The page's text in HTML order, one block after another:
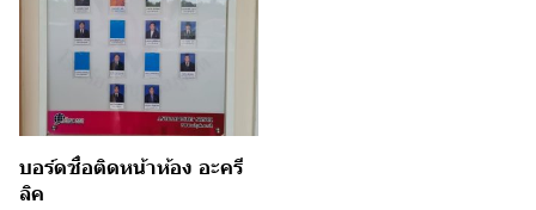
บอร์ดชื่อติดหน้าห้อง อะครี
ลิค